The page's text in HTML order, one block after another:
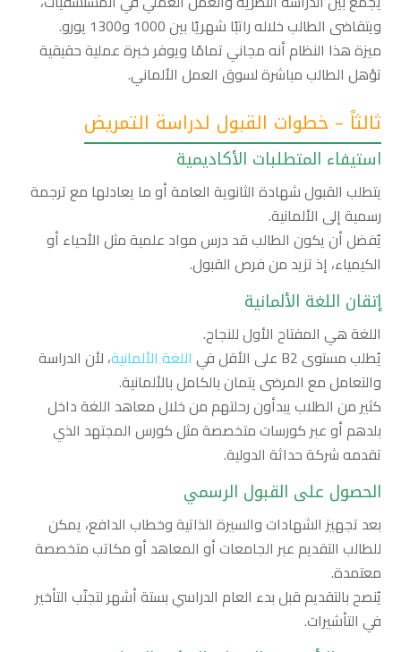
ويتقاضى الطالب خلاله راتبًا شهريًا بين 1000 و1300 يورو.
ميزة هذا النظام أنه مجاني تمامًا ويوفر خبرة عملية حقيقية
تؤهل الطالب مباشرة لسوق العمل الألماني.
ثالثاً – خطوات القبول لدراسة التمريض
استيفاء المتطلبات الأكاديمية
يتطلب القبول شهادة الثانوية العامة أو ما يعادلها مع ترجمة
رسمية إلى الألمانية.
يُفضل أن يكون الطالب قد درس مواد علمية مثل الأحياء أو
الكيمياء، إذ تزيد من فرص القبول.
إتقان اللغة الألمانية
اللغة هي المفتاح الأول للنجاح.
يُطلب مستوى B2 على الأقل في
اللغة الألمانية، لأن الدراسة
والتعامل مع المرضى يتمان بالكامل بالألمانية.
كثير من الطلاب يبدأون رحلتهم من خلال معاهد اللغة داخل
بلدهم أو عبر كورسات متخصصة مثل كورس المجتهد الذي
تقدمه شركة حداثة الدولية.
الحصول على القبول الرسمي
بعد تجهيز الشهادات والسيرة الذاتية وخطاب الدافع، يمكن
للطالب التقديم عبر الجامعات أو المعاهد أو مكاتب متخصصة
معتمدة.
يُنصح بالتقديم قبل بدء العام الدراسي بستة أشهر لتجنّب التأخير
في التأشيرات.